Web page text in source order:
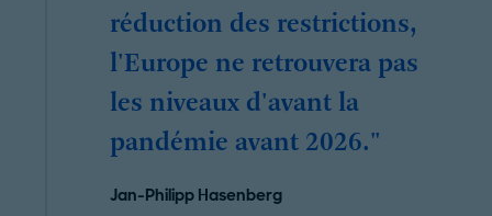
réduction des restrictions,
l'Europe ne retrouvera pas
les niveaux d'avant la
pandémie avant 2026."
Jan-Philipp Hasenberg